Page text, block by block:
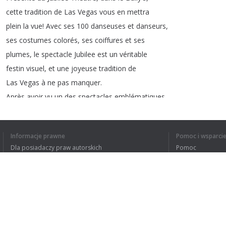
cette tradition de Las Vegas vous en mettra
plein la vue! Avec ses 100 danseuses et danseurs,
ses costumes colorés, ses coiffures et ses
plumes, le spectacle Jubilee est un véritable
festin visuel, et une joyeuse tradition de
Las Vegas à ne pas manquer.
Après avoir vu un des spectacles emblématiques
des clubs avec DJs
Informacje prawne
Dla posiadaczy praw autorskich
Pomoc i wsparcie
Pomoc